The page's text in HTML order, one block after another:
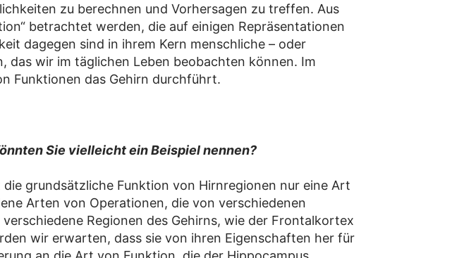
zu berechnen und Vorhersagen zu treffen. Aus
betrachtet werden, die auf einigen Repräsentationen
dagegen sind in ihrem Kern menschliche – oder
das wir im täglichen Leben beobachten können. Im
Funktionen das Gehirn durchführt.
Sie vielleicht ein Beispiel nennen?
grundsätzliche Funktion von Hirnregionen nur eine Art
Arten von Operationen, die von verschiedenen
Regionen des Gehirns, wie der Frontalkortex
wir erwarten, dass sie von ihren Eigenschaften her für